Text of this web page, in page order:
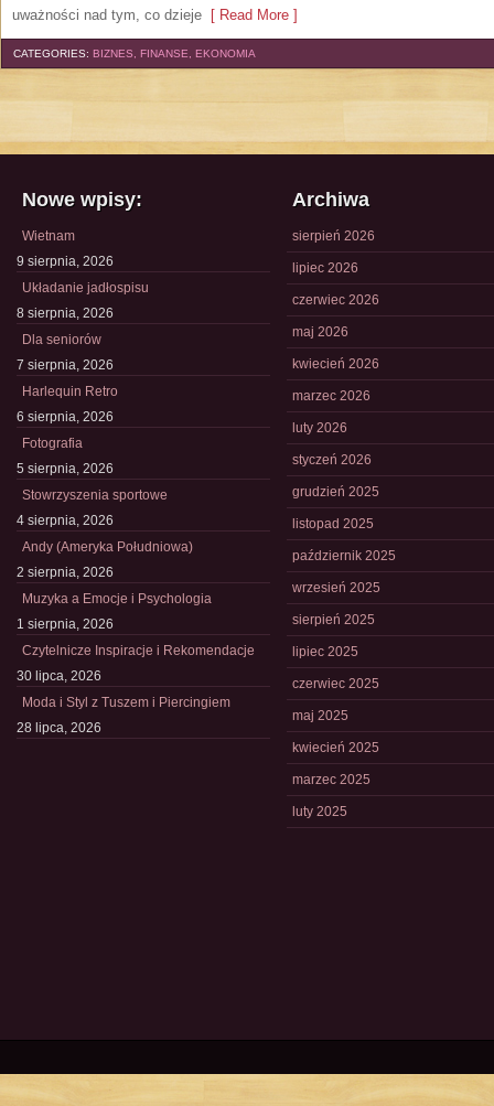
uważności nad tym, co dzieje [ Read More ]
CATEGORIES: BIZNES, FINANSE, EKONOMIA
Nowe wpisy:
Wietnam
9 sierpnia, 2026
Układanie jadłospisu
8 sierpnia, 2026
Dla seniorów
7 sierpnia, 2026
Harlequin Retro
6 sierpnia, 2026
Fotografia
5 sierpnia, 2026
Stowrzyszenia sportowe
4 sierpnia, 2026
Andy (Ameryka Południowa)
2 sierpnia, 2026
Muzyka a Emocje i Psychologia
1 sierpnia, 2026
Czytelnicze Inspiracje i Rekomendacje
30 lipca, 2026
Moda i Styl z Tuszem i Piercingiem
28 lipca, 2026
Archiwa
sierpień 2026
lipiec 2026
czerwiec 2026
maj 2026
kwiecień 2026
marzec 2026
luty 2026
styczeń 2026
grudzień 2025
listopad 2025
październik 2025
wrzesień 2025
sierpień 2025
lipiec 2025
czerwiec 2025
maj 2025
kwiecień 2025
marzec 2025
luty 2025